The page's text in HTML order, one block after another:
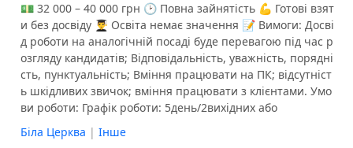
💵 32 000 – 40 000 грн 🕑 Повна зайнятість 💪 Готові взят
и без досвіду 👨‍🎓 Освіта немає значення 📝 Вимоги: Досві
д роботи на аналогічній посаді буде перевагою під час р
озгляду кандидатів; Відповідальність, уважність, порядні
сть, пунктуальність; Вміння працювати на ПК; відсутніст
ь шкідливих звичок; вміння працювати з клієнтами. Умо
ви роботи: Графік роботи: 5день/2вихідних або
Біла Церква | Інше